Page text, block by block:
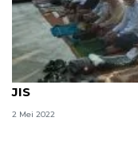
Sejumlah tokoh
JIS
2 Mei 2022